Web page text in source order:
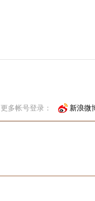
更多帐号登录： 新浪微